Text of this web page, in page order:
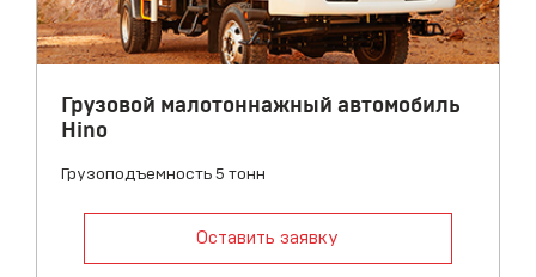
Грузовой малотоннажный автомобиль
Hino
Грузоподъемность 5 тонн
Оставить заявку